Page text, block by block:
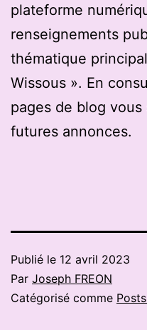
plateforme
renseignements
thématique
Wissous ». En
pages de blog
futures annonces.
Publié le 12 avril 2023
Par Joseph FREON
Catégorisé comme